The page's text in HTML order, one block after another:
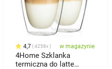
4,7 4258x w magazynie
4Home Szklanka
termiczna do latte